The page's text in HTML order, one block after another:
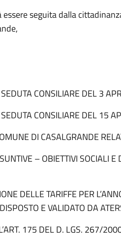
seguita dalla
CONSILIARE DEL 3
CONSILIARE DEL 15
DI CASALGRANDE
– OBIETTIVI SOCIALI E
DELLE TARIFFE PER
E VALIDATO DA
175 DEL D. LGS. 267/